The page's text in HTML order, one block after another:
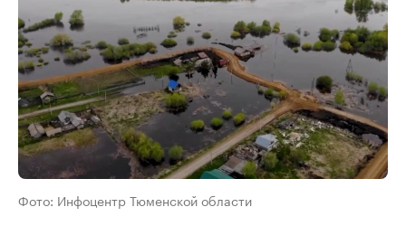
Фото: Инфоцентр Тюменской области